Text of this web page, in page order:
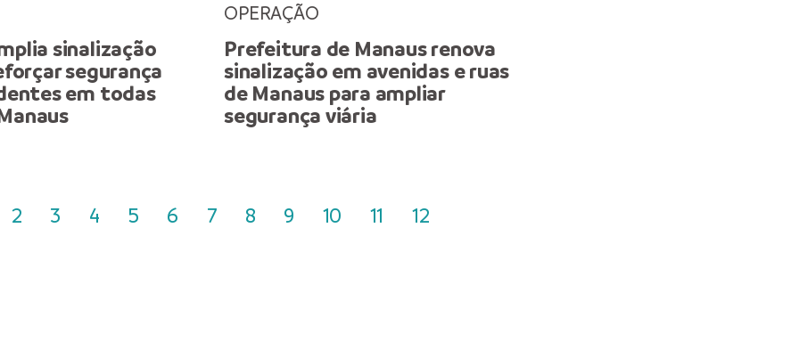
sinalização
segurança
em todas
OPERAÇÃO
Prefeitura de Manaus renova
sinalização em avenidas e ruas
de Manaus para ampliar
segurança viária
2 3 4 5 6 7 8 9 10 11 12